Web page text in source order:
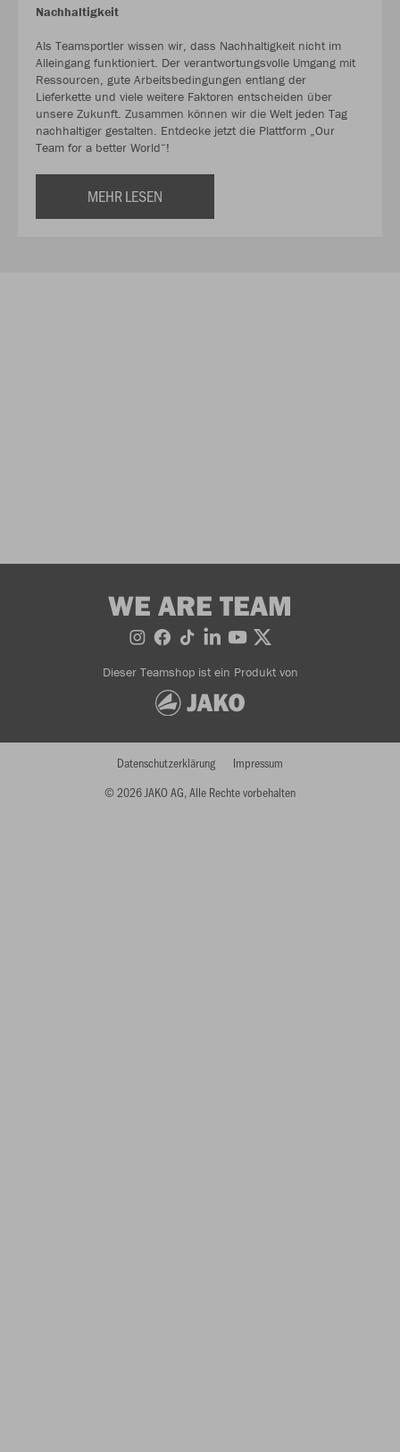
Nachhaltigkeit
Als Teamsportler wissen wir, dass Nachhaltigkeit nicht im
Alleingang funktioniert. Der verantwortungsvolle Umgang mit
Ressourcen, gute Arbeitsbedingungen entlang der
Lieferkette und viele weitere Faktoren entscheiden über
unsere Zukunft. Zusammen können wir die Welt jeden Tag
nachhaltiger gestalten. Entdecke jetzt die Plattform „Our
Team for a better World“!
MEHR LESEN
WE ARE TEAM
Dieser Teamshop ist ein Produkt von
© 2026 JAKO AG, Alle Rechte vorbehalten
Datenschutzerklärung Impressum